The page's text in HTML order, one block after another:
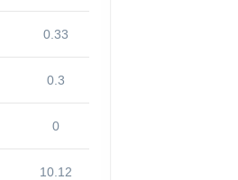
0.33
0.3
0
10.12